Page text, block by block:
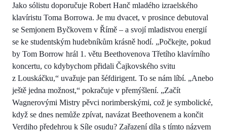
Jako sólistu doporučuje Robert Hanč mladého izraelského
klavíristu Toma Borrowa. Je mu dvacet, v prosince debutoval
se Semjonem Byčkovem v Římě – a svojí mladistvou energií
se ke studentským hudebníkům krásně hodí. „Počkejte, pokud
by Tom Borrow hrál 1. větu Beethovenova Třetího klavírního
koncertu, co kdybychom přidali Čajkovského svitu
z Louskáčku,“ uvažuje pan šéfdirigent. To se nám líbí. „Anebo
ještě jedna možnost,“ pokračuje v přemýšlení. „Začít
Wagnerovými Mistry pěvci norimberskými, což je symbolické,
když se dnes nemůže zpívat, navázat Beethovenem a končit
Verdiho předehrou k Síle osudu? Zařazení díla s tímto názvem